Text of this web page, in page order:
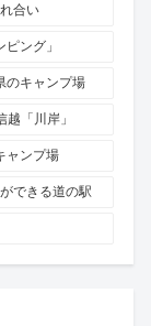
合い
ング」
のキャンプ場
越「川岸」
ャンプ場
できる道の駅